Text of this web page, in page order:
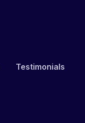
Testimonials